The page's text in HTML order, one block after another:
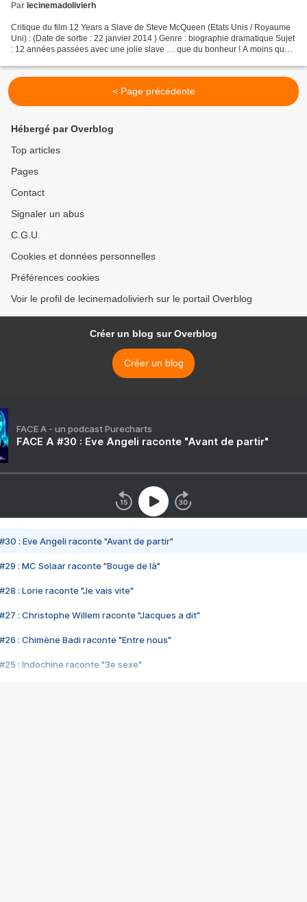
Par lecinemadolivierh
Critique du film 12 Years a Slave de Steve McQueen (Etats Unis / Royaume
Uni) : (Date de sortie : 22 janvier 2014 ) Genre : biographie dramatique Sujet
: 12 années passées avec une jolie slave … que du bonheur ! A moins que
< Page précédente
Hébergé par Overblog
Top articles
Pages
Contact
Signaler un abus
C.G.U.
Cookies et données personnelles
Préférences cookies
Voir le profil de lecinemadolivierh sur le portail Overblog
Créer un blog sur Overblog
Créer un blog
FACE A - un podcast Purecharts
FACE A #30 : Eve Angeli raconte "Avant de partir"
#30 : Eve Angeli raconte "Avant de partir"
#29 : MC Solaar raconte "Bouge de là"
#28 : Lorie raconte "Je vais vite"
#27 : Christophe Willem raconte "Jacques a dit"
#26 : Chimène Badi raconte "Entre nous"
#25 : Indochine raconte "3e sexe"